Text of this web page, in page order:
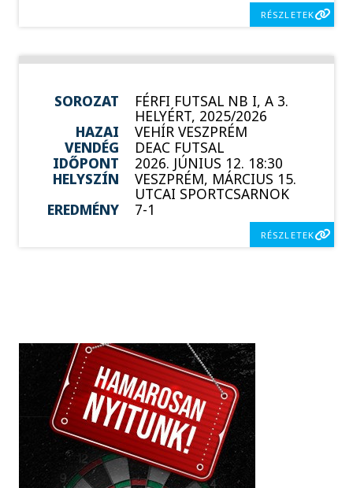
RÉSZLETEK
SOROZAT FÉRFI FUTSAL NB I, A 3.
HELYÉRT, 2025/2026
HAZAI
VEHÍR VESZPRÉM
VENDÉG
DEAC FUTSAL
IDŐPONT
2026. JÚNIUS 12. 18:30
HELYSZÍN
VESZPRÉM, MÁRCIUS 15.
UTCAI SPORTCSARNOK
EREDMÉNY
7-1
RÉSZLETEK